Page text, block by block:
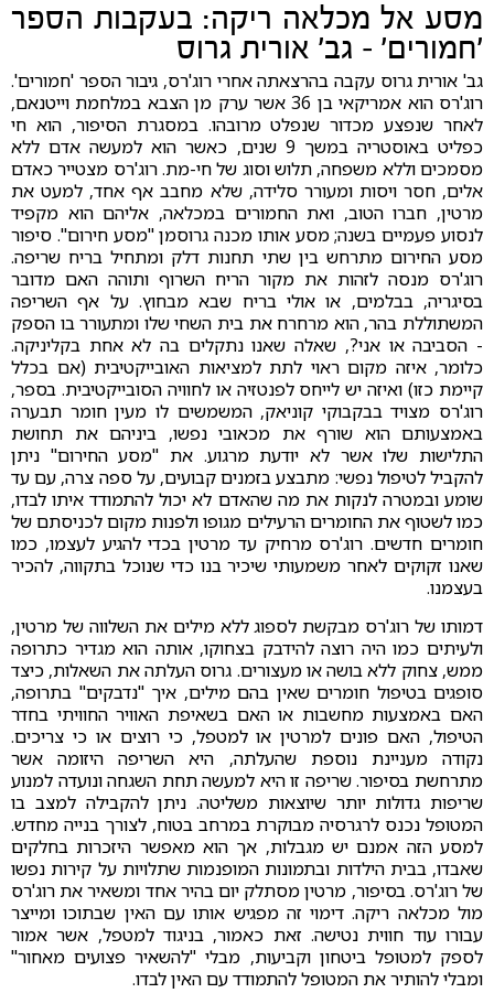
מסע אל מכלאה ריקה: בעקבות הספר
'חמורים' – גב' אורית גרוס
גב' אורית גרוס עקבה בהרצאתה אחרי רוג'רס, גיבור הספר 'חמורים'.
רוג'רס הוא אמריקאי בן 36 אשר ערק מן הצבא במלחמת וייטנאם,
לאחר שנפצע מכדור שנפלט מרובהו. במסגרת הסיפור, הוא חי
כפליט באוסטריה במשך 9 שנים, כאשר הוא למעשה אדם ללא
מסמכים וללא משפחה, תלוש וסוג של חי-מת. רוג'רס מצטייר כאדם
אלים, חסר ויסות ומעורר סלידה, שלא מחבב אף אחד, למעט את
מרטין, חברו הטוב, ואת החמורים במכלאה, אליהם הוא מקפיד
לנסוע פעמיים בשנה; מסע אותו מכנה גרוסמן "מסע חירום". סיפור
מסע החירום מתרחש בין שתי תחנות דלק ומתחיל בריח שריפה.
רוג'רס מנסה לזהות את מקור הריח השרוף ותוהה האם מדובר
בסיגריה, בבלמים, או אולי בריח שבא מבחוץ. על אף השריפה
המשתוללת בהר, הוא מרחרח את בית השחי שלו ומתעורר בו הספק
- הסביבה או אני?, שאלה שאנו נתקלים בה לא אחת בקליניקה.
כלומר, איזה מקום ראוי לתת למציאות האובייקטיבית (אם בכלל
קיימת כזו) ואיזה יש לייחס לפנטזיה או לחוויה הסובייקטיבית. בספר,
רוג'רס מצויד בבקבוקי קוניאק, המשמשים לו מעין חומר תבערה
באמצעותם הוא שורף את מכאובי נפשו, ביניהם את תחושת
התלישות שלו אשר לא יודעת מרגוע. את "מסע החירום" ניתן
להקביל לטיפול נפשי: מתבצע בזמנים קבועים, על ספה צרה, עם עד
שומע ובמטרה לנקות את מה שהאדם לא יכול להתמודד איתו לבדו,
כמו לשטוף את החומרים הרעילים מגופו ולפנות מקום לכניסתם של
חומרים חדשים. רוג'רס מרחיק עד מרטין בכדי להגיע לעצמו, כמו
שאנו זקוקים לאחר משמעותי שיכיר בנו כדי שנוכל בתקווה, להכיר
בעצמנו.
דמותו של רוג'רס מבקשת לספוג ללא מילים את השלווה של מרטין,
ולעיתים כמו היה רוצה להידבק בצחוקו, אותה הוא מגדיר כתרופה
ממש, צחוק ללא בושה או מעצורים. גרוס העלתה את השאלות, כיצד
סופגים בטיפול חומרים שאין בהם מילים, איך "נדבקים" בתרופה,
האם באמצעות מחשבות או האם בשאיפת האוויר החוויתי בחדר
הטיפול, האם פונים למרטין או למטפל, כי רוצים או כי צריכים.
נקודה מעניינת נוספת שהעלתה, היא השריפה היזומה אשר
מתרחשת בסיפור. שריפה זו היא למעשה תחת השגחה ונועדה למנוע
שריפות גדולות יותר שיוצאות משליטה. ניתן להקבילה למצב בו
המטופל נכנס לרגרסיה מבוקרת במרחב בטוח, לצורך בנייה מחדש.
למסע הזה אמנם יש מגבלות, אך הוא מאפשר היזכרות בחלקים
שאבדו, בבית הילדות ובתמונות המופנמות שתלויות על קירות נפשו
של רוג'רס. בסיפור, מרטין מסתלק יום בהיר אחד ומשאיר את רוג'רס
מול מכלאה ריקה. דימוי זה מפגיש אותו עם האין שבתוכו ומייצר
עבורו עוד חווית נטישה. זאת כאמור, בניגוד למטפל, אשר אמור
לספק למטופל ביטחון וקביעות, מבלי "להשאיר פצועים מאחור"
ומבלי להותיר את המטופל להתמודד עם האין לבדו.